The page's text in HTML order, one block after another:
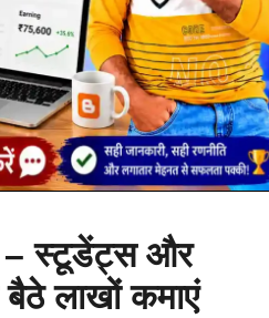
स्टूडेंट्स और
लाखों कमाएं